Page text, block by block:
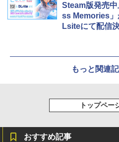
Steam版発売
ss Memories」
Lsiteにて配信
もっと関連
トップペー
おすすめ記事